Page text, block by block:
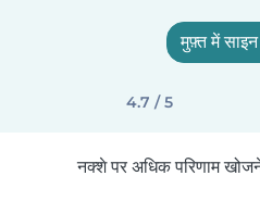
मुफ़्त में
4.7 / 5
नक्शे पर अधिक परिणाम